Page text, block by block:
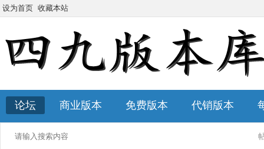
设为首页 收藏本站
论坛 商业版本 免费版本 代销版本